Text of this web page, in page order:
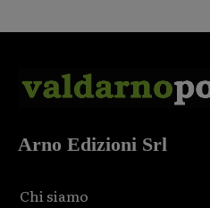
Arno Edizioni Srl
Chi siamo